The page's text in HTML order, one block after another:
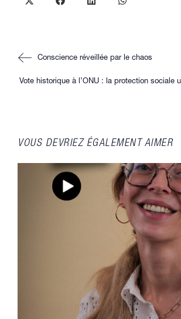
Ouvrir
Ouvrir
Ouvrir
Ouvrir
Read
more
Conscience réveillée par le chaos
Vote historique à l’ONU : la protection sociale
VOUS DEVRIEZ ÉGALEMENT AIMER